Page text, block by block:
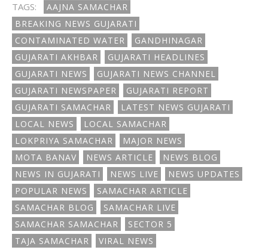
TAGS:
AAJNA SAMACHAR
BREAKING NEWS GUJARATI
CONTAMINATED WATER
GANDHINAGAR
GUJARATI AKHBAR
GUJARATI HEADLINES
GUJARATI NEWS
GUJARATI NEWS CHANNEL
GUJARATI NEWSPAPER
GUJARATI REPORT
GUJARATI SAMACHAR
LATEST NEWS GUJARATI
LOCAL NEWS
LOCAL SAMACHAR
LOKPRIYA SAMACHAR
MAJOR NEWS
MOTA BANAV
NEWS ARTICLE
NEWS BLOG
NEWS IN GUJARATI
NEWS LIVE
NEWS UPDATES
POPULAR NEWS
SAMACHAR ARTICLE
SAMACHAR BLOG
SAMACHAR LIVE
SAMACHAR SAMACHAR
SECTOR 5
TAJA SAMACHAR
VIRAL NEWS